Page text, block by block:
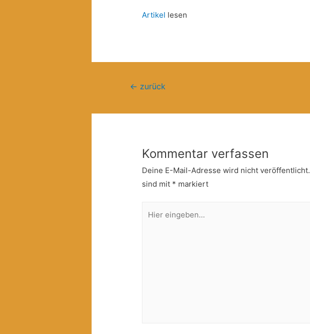
Artikel lesen
Beitragsnavigation
← zurück
Kommentar verfassen
Deine E-Mail-Adresse wird nicht veröffentlicht.
sind mit * markiert
eingeben…